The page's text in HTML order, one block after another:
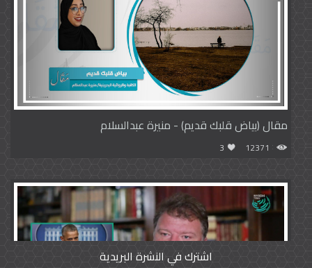
مقال (بياض قلبك قديم) - منيرة عبدالسلام
12371
3
اشترك في النشرة البريدية